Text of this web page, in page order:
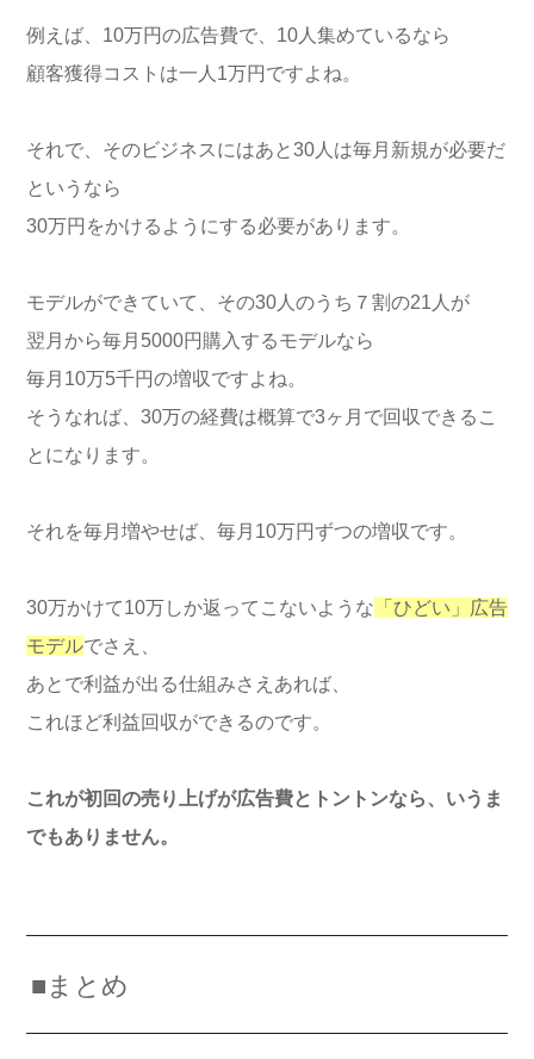
例えば、10万円の広告費で、10人集めているなら
顧客獲得コストは一人1万円ですよね。
それで、そのビジネスにはあと30人は毎月新規が必要だ
というなら
30万円をかけるようにする必要があります。
モデルができていて、その30人のうち７割の21人が
翌月から毎月5000円購入するモデルなら
毎月10万5千円の増収ですよね。
そうなれば、30万の経費は概算で3ヶ月で回収できるこ
とになります。
それを毎月増やせば、毎月10万円ずつの増収です。
30万かけて10万しか返ってこないような 「ひどい」広告
モデルでさえ、
あとで利益が出る仕組みさえあれば、
これほど利益回収ができるのです。
これが初回の売り上げが広告費とトントンなら、いうま
でもありません。
■まとめ